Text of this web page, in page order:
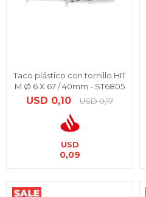
Taco plástico con tornillo HIT
M Ø 6 X 67 / 40mm - ST6805
USD 0,10 USD 0,17
USD
0,09